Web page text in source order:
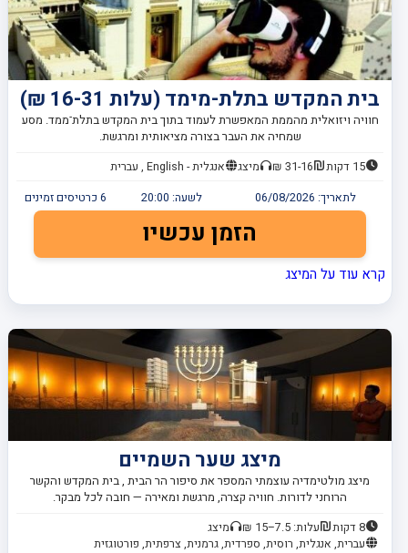
בית המקדש בתלת-מימד (עלות 16-31 ₪)
חוויה ויזואלית מהממת המאפשרת לעמוד בתוך בית המקדש בתלת־ממד. מסע
שמחיה את העבר בצורה מציאותית ומרגשת.
15 דקות 31-16 ₪ מיצג
אנגלית - English , עברית
לתאריך: 06/08/2026 לשעה: 20:00
6 כרטיסים זמינים
הזמן עכשיו
קרא עוד על המיצג
מיצג שער השמיים
מיצג מולטימדיה עוצמתי המספר את סיפור הר הבית , בית המקדש והקשר
הרוחני לדורות. חוויה קצרה, מרגשת ומאירה — חובה לכל מבקר.
8 דקות עלות: 7.5–15 ₪
מיצג
עברית, אנגלית, רוסית, ספרדית, גרמנית, צרפתית, פורטוגזית